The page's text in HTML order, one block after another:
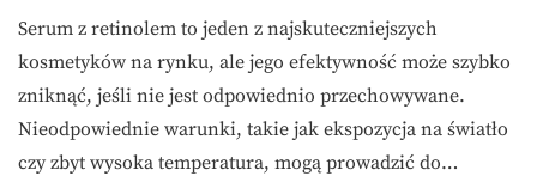
Serum z retinolem to jeden z najskuteczniejszych
kosmetyków na rynku, ale jego efektywność może szybko
zniknąć, jeśli nie jest odpowiednio przechowywane.
Nieodpowiednie warunki, takie jak ekspozycja na światło
czy zbyt wysoka temperatura, mogą prowadzić do…